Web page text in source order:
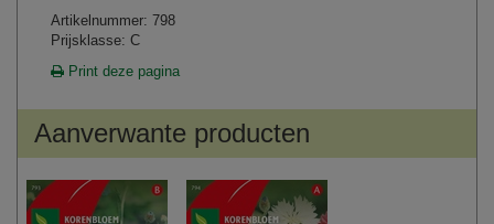
Artikelnummer: 798
Prijsklasse: C
Print deze pagina
Aanverwante producten